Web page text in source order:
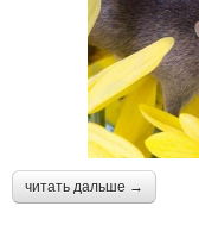
читать дальше →